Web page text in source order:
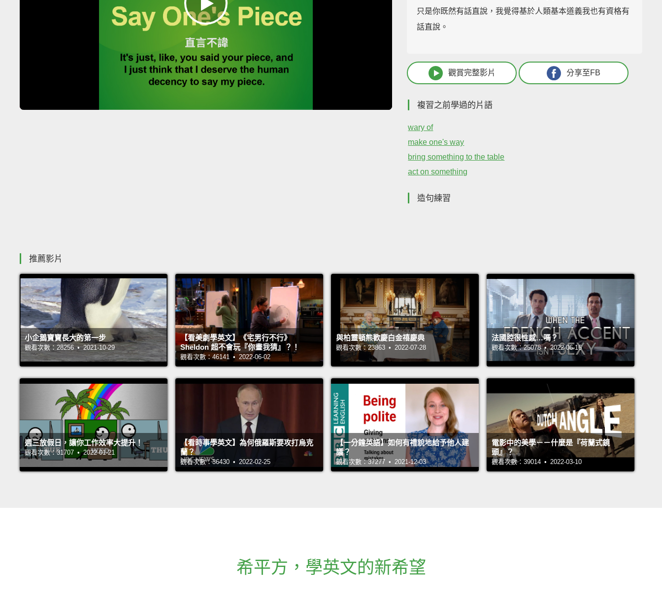
只是你既然有話直說，我覺得基於人類基本道義我也有資格有
話直說。
觀賞完整影片 分享至FB
複習之前學過的片語
wary of
make one's way
bring something to the table
act on something
造句練習
推薦影片
小企鵝寶寶長大的第一步
觀看次數：28256 • 2021-10-29
【看美劇學英文】《宅男行不行》
Sheldon 超不會玩『你畫我猜』？！
觀看次數：46141 • 2022-06-02
與柏靈頓熊歡慶白金禧慶典
觀看次數：23863 • 2022-07-28
法國腔很性感…嗎？
觀看次數：25078 • 2022-06-16
週三放假日，讓你工作效率大提升！
觀看次數：31707 • 2022-01-21
【看時事學英文】為何俄羅斯要攻打烏克
蘭？
觀看次數：36430 • 2022-02-25
【一分鐘英語】如何有禮貌地給予他人建
議？
觀看次數：37277 • 2021-12-03
電影中的美學－－什麼是『荷蘭式鏡
頭』？
觀看次數：39014 • 2022-03-10
希平方 ， 學英文的新希望